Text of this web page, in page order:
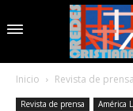
Inicio Revista de prensa
Revista de prensa América